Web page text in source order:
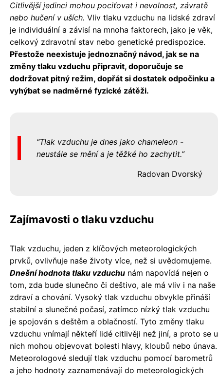
Citlivější jedinci mohou pociťovat i nevolnost, závratě
nebo hučení v uších. Vliv tlaku vzduchu na lidské zdraví
je individuální a závisí na mnoha faktorech, jako je věk,
celkový zdravotní stav nebo genetické predispozice.
Přestože neexistuje jednoznačný návod, jak se na
změny tlaku vzduchu připravit, doporučuje se
dodržovat pitný režim, dopřát si dostatek odpočinku a
vyhýbat se nadměrné fyzické zátěži.
Tlak vzduchu je dnes jako chameleon -
neustále se mění a je těžké ho zachytit.
Radovan Dvorský
Zajímavosti o tlaku vzduchu
Tlak vzduchu, jeden z klíčových meteorologických
prvků, ovlivňuje naše životy více, než si uvědomujeme.
Dnešní hodnota tlaku vzduchu nám napovídá nejen o
tom, zda bude slunečno či deštivo, ale má vliv i na naše
zdraví a chování. Vysoký tlak vzduchu obvykle přináší
stabilní a slunečné počasí, zatímco nízký tlak vzduchu
je spojován s deštěm a oblačností. Tyto změny tlaku
vzduchu vnímají někteří lidé citlivěji než jiní, a proto se u
nich mohou objevovat bolesti hlavy, kloubů nebo únava.
Meteorologové sledují tlak vzduchu pomocí barometrů
a jeho hodnoty zaznamenávají do meteorologických